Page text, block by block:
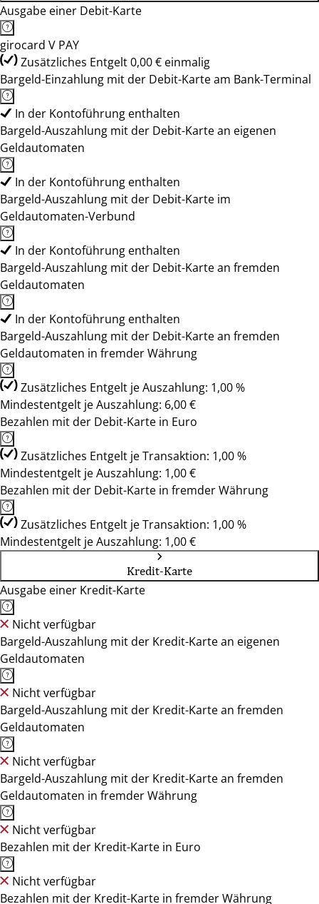
Ausgabe einer Debit-Karte
girocard V PAY
Zusätzliches Entgelt 0,00 € einmalig
Bargeld-Einzahlung mit der Debit-Karte am Bank-Terminal
In der Kontoführung enthalten
Bargeld-Auszahlung mit der Debit-Karte an eigenen
Geldautomaten
In der Kontoführung enthalten
Bargeld-Auszahlung mit der Debit-Karte im
Geldautomaten-Verbund
In der Kontoführung enthalten
Bargeld-Auszahlung mit der Debit-Karte an fremden
Geldautomaten
In der Kontoführung enthalten
Bargeld-Auszahlung mit der Debit-Karte an fremden
Geldautomaten in fremder Währung
Zusätzliches Entgelt je Auszahlung: 1,00 %
Mindestentgelt je Auszahlung: 6,00 €
Bezahlen mit der Debit-Karte in Euro
Zusätzliches Entgelt je Transaktion: 1,00 %
Mindestentgelt je Auszahlung: 1,00 €
Bezahlen mit der Debit-Karte in fremder Währung
Zusätzliches Entgelt je Transaktion: 1,00 %
Mindestentgelt je Auszahlung: 1,00 €
Kredit-Karte
Ausgabe einer Kredit-Karte
Nicht verfügbar
Bargeld-Auszahlung mit der Kredit-Karte an eigenen
Geldautomaten
Nicht verfügbar
Bargeld-Auszahlung mit der Kredit-Karte an fremden
Geldautomaten
Nicht verfügbar
Bargeld-Auszahlung mit der Kredit-Karte an fremden
Geldautomaten in fremder Währung
Nicht verfügbar
Bezahlen mit der Kredit-Karte in Euro
Nicht verfügbar
Bezahlen mit der Kredit-Karte in fremder Währung